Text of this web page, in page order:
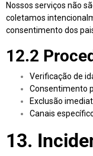
Nossos serviços não
coletamos
consentimento dos
12.2
Verificação de
Consentimento
Exclusão
Canais
13.